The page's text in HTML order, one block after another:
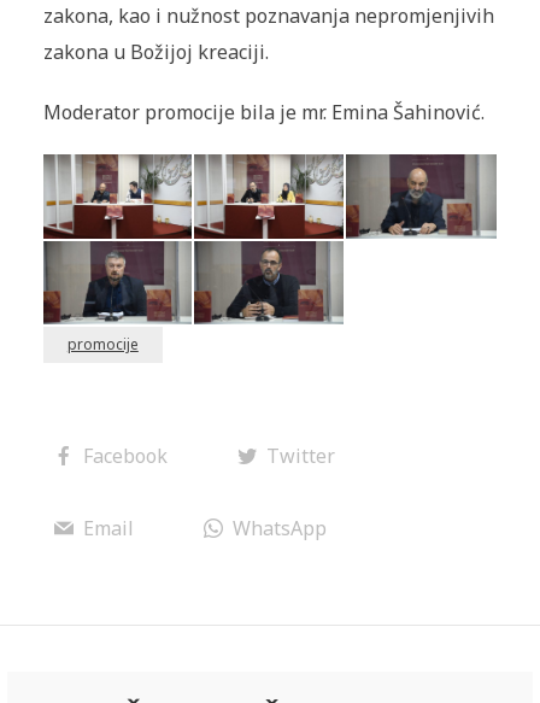
zakona, kao i nužnost poznavanja nepromjenjivih
zakona u Božijoj kreaciji.
Moderator promocije bila je mr. Emina Šahinović.
promocije
Facebook Twitter
Email WhatsApp